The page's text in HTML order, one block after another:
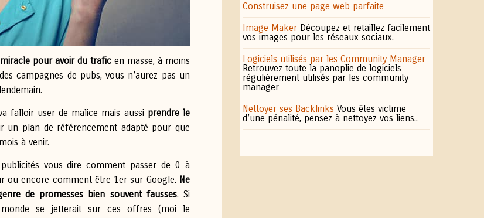
pour avoir du trafic en masse, à moins
campagnes de pubs, vous n’aurez pas un
falloir user de malice mais aussi prendre le
un plan de référencement adapté pour que
à venir.
vous dire comment passer de 0 à
ou encore comment être 1er sur Google. Ne
de promesses bien souvent fausses. Si
se jetterait sur ces offres (moi le
Construisez une page web parfaite
Image Maker Découpez et retaillez facilement
vos images pour les réseaux sociaux.
Logiciels utilisés par les Community Manager
Retrouvez toute la panoplie de logiciels
régulièrement utilisés par les community
manager
Nettoyer ses Backlinks Vous êtes victime
d’une pénalité, pensez à nettoyez vos liens..